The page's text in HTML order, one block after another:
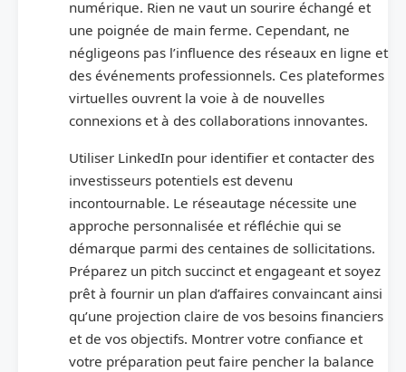
numérique. Rien ne vaut un sourire échangé et
une poignée de main ferme. Cependant, ne
négligeons pas l’influence des réseaux en ligne et
des événements professionnels. Ces plateformes
virtuelles ouvrent la voie à de nouvelles
connexions et à des collaborations innovantes.
Utiliser LinkedIn pour identifier et contacter des
investisseurs potentiels est devenu
incontournable. Le réseautage nécessite une
approche personnalisée et réfléchie qui se
démarque parmi des centaines de sollicitations.
Préparez un pitch succinct et engageant et soyez
prêt à fournir un plan d’affaires convaincant ainsi
qu’une projection claire de vos besoins financiers
et de vos objectifs. Montrer votre confiance et
votre préparation peut faire pencher la balance